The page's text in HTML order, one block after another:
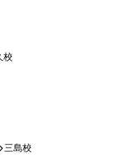
校
三島校